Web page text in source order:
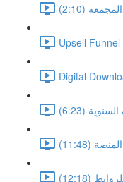
(2:10)
Upsell
(6:23)
(11:48)
(12:18)